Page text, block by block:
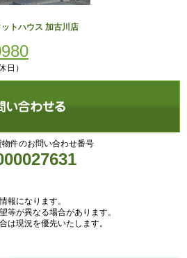
トハウス 加古川店
日）
物件のお問い合わせ番号
報になります。
等が異なる場合があります。
現況を優先いたします。